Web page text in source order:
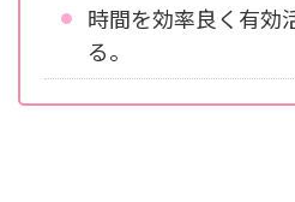
時間を効率良く有効
る。